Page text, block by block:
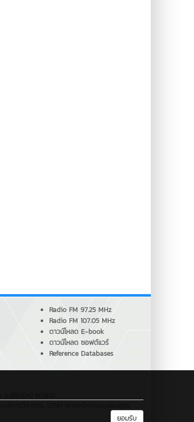
Radio FM 97.25 MHz
Radio FM 107.05 MHz
ดาวน์โหลด E-book
ดาวน์โหลด ซอฟต์แวร์
Reference Databases
ยอมรับ